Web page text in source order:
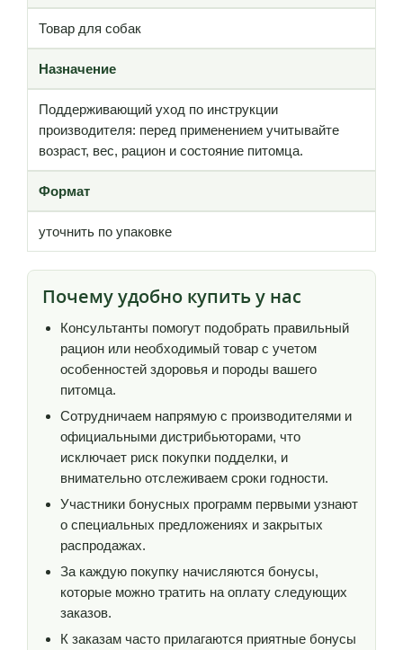
Товар для собак
Назначение
Поддерживающий уход по инструкции
производителя: перед применением учитывайте
возраст, вес, рацион и состояние питомца.
Формат
уточнить по упаковке
Почему удобно купить у нас
Консультанты помогут подобрать правильный
рацион или необходимый товар с учетом
особенностей здоровья и породы вашего
питомца.
Сотрудничаем напрямую с производителями и
официальными дистрибьюторами, что
исключает риск покупки подделки, и
внимательно отслеживаем сроки годности.
Участники бонусных программ первыми узнают
о специальных предложениях и закрытых
распродажах.
За каждую покупку начисляются бонусы,
которые можно тратить на оплату следующих
заказов.
К заказам часто прилагаются приятные бонусы